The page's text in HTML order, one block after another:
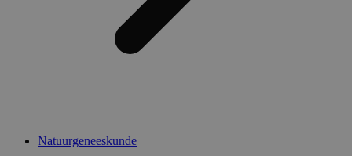
Natuurgeneeskunde